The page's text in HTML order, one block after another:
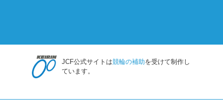
JCF公式サイトは競輪の補助を受けて制作し
ています。